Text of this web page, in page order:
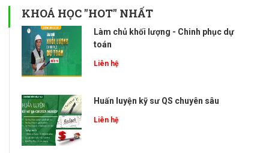
KHOÁ HỌC "HOT" NHẤT
Làm chủ khối lượng - Chinh phục dự
toán
Liên hệ
Huấn luyện kỹ sư QS chuyên sâu
Liên hệ